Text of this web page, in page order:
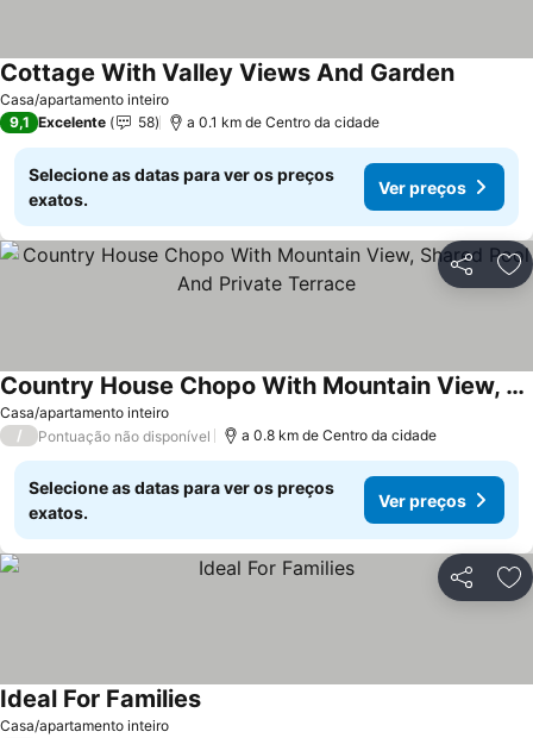
Casa/apartamento inteiro
Cottage With Valley Views And GardenVer
9,1 Excelente 58 a 0.1 km de Centro da cidade
Selecione as datas para ver os preços
exatos.
Ver preços
Partilhar
Casa/apartamento inteiro
Country House Chopo With Mountain View, Shared Pool And Private Terrace
Ver preços
/ Pontuação não disponível a 0.8 km de Centro da cidade
Selecione as datas para ver os preços
exatos.
Ver preços
Partilhar
Casa/apartamento inteiro
Ideal For FamiliesVer preços